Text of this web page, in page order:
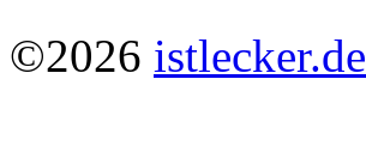
©2026 istlecker.de